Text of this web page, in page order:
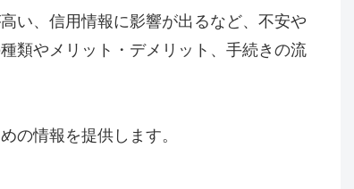
い、信用情報に影響が出るなど、不安や
類やメリット・デメリット、手続きの流
の情報を提供します。